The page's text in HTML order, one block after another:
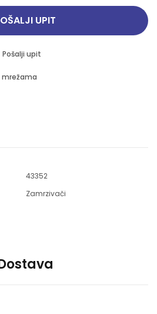
UPIT
Pošalji upit
mrežama
43352
Zamrzivači